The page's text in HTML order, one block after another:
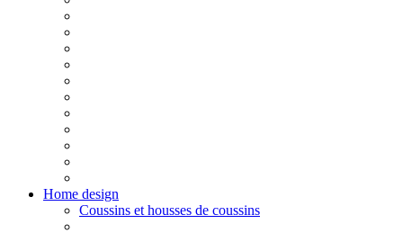
Home design
Coussins et housses de coussins